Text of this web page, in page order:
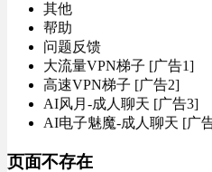
其他
帮助
问题反馈
大流量VPN梯子 [广告1]
高速VPN梯子 [广告2]
AI风月-成人聊天 [广告3]
AI电子魅魔-成人聊天 [广
页面不存在